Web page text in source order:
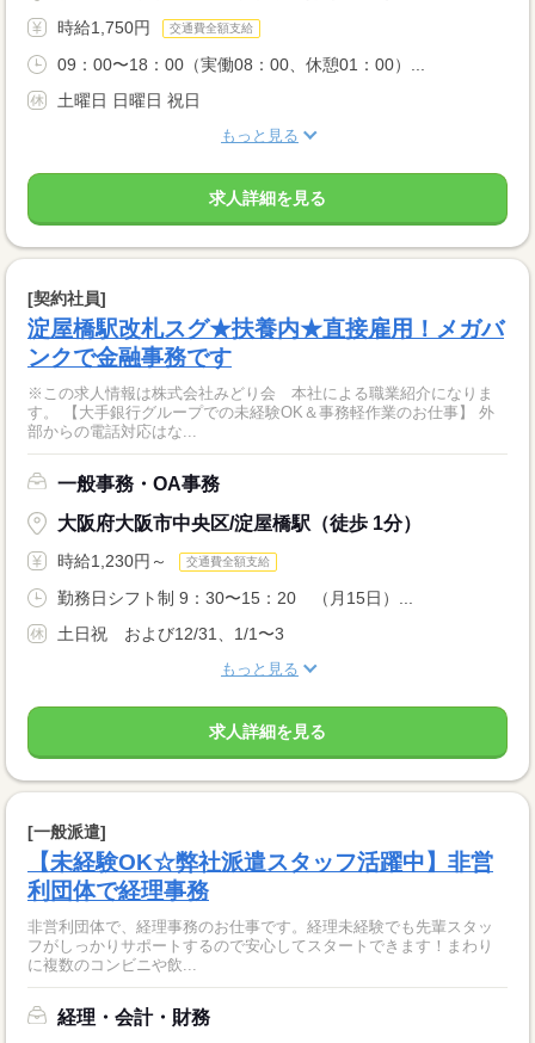
時給1,750円 交通費全額支給
09：00〜18：00（実働08：00、休憩01：00）...
土曜日 日曜日 祝日
もっと見る
求人詳細を見る
[契約社員]
淀屋橋駅改札スグ★扶養内★直接雇用！メガバ
ンクで金融事務です
※この求人情報は株式会社みどり会 本社による職業紹介になりま
す。 【大手銀行グループでの未経験OK＆事務軽作業のお仕事】 外
部からの電話対応はな...
一般事務・OA事務
大阪府大阪市中央区/淀屋橋駅（徒歩 1分）
時給1,230円～ 交通費全額支給
勤務日シフト制 9：30〜15：20 （月15日）...
土日祝 および12/31、1/1〜3
もっと見る
求人詳細を見る
[一般派遣]
【未経験OK☆弊社派遣スタッフ活躍中】非営
利団体で経理事務
非営利団体で、経理事務のお仕事です。経理未経験でも先輩スタッ
フがしっかりサポートするので安心してスタートできます！まわり
に複数のコンビニや飲...
経理・会計・財務